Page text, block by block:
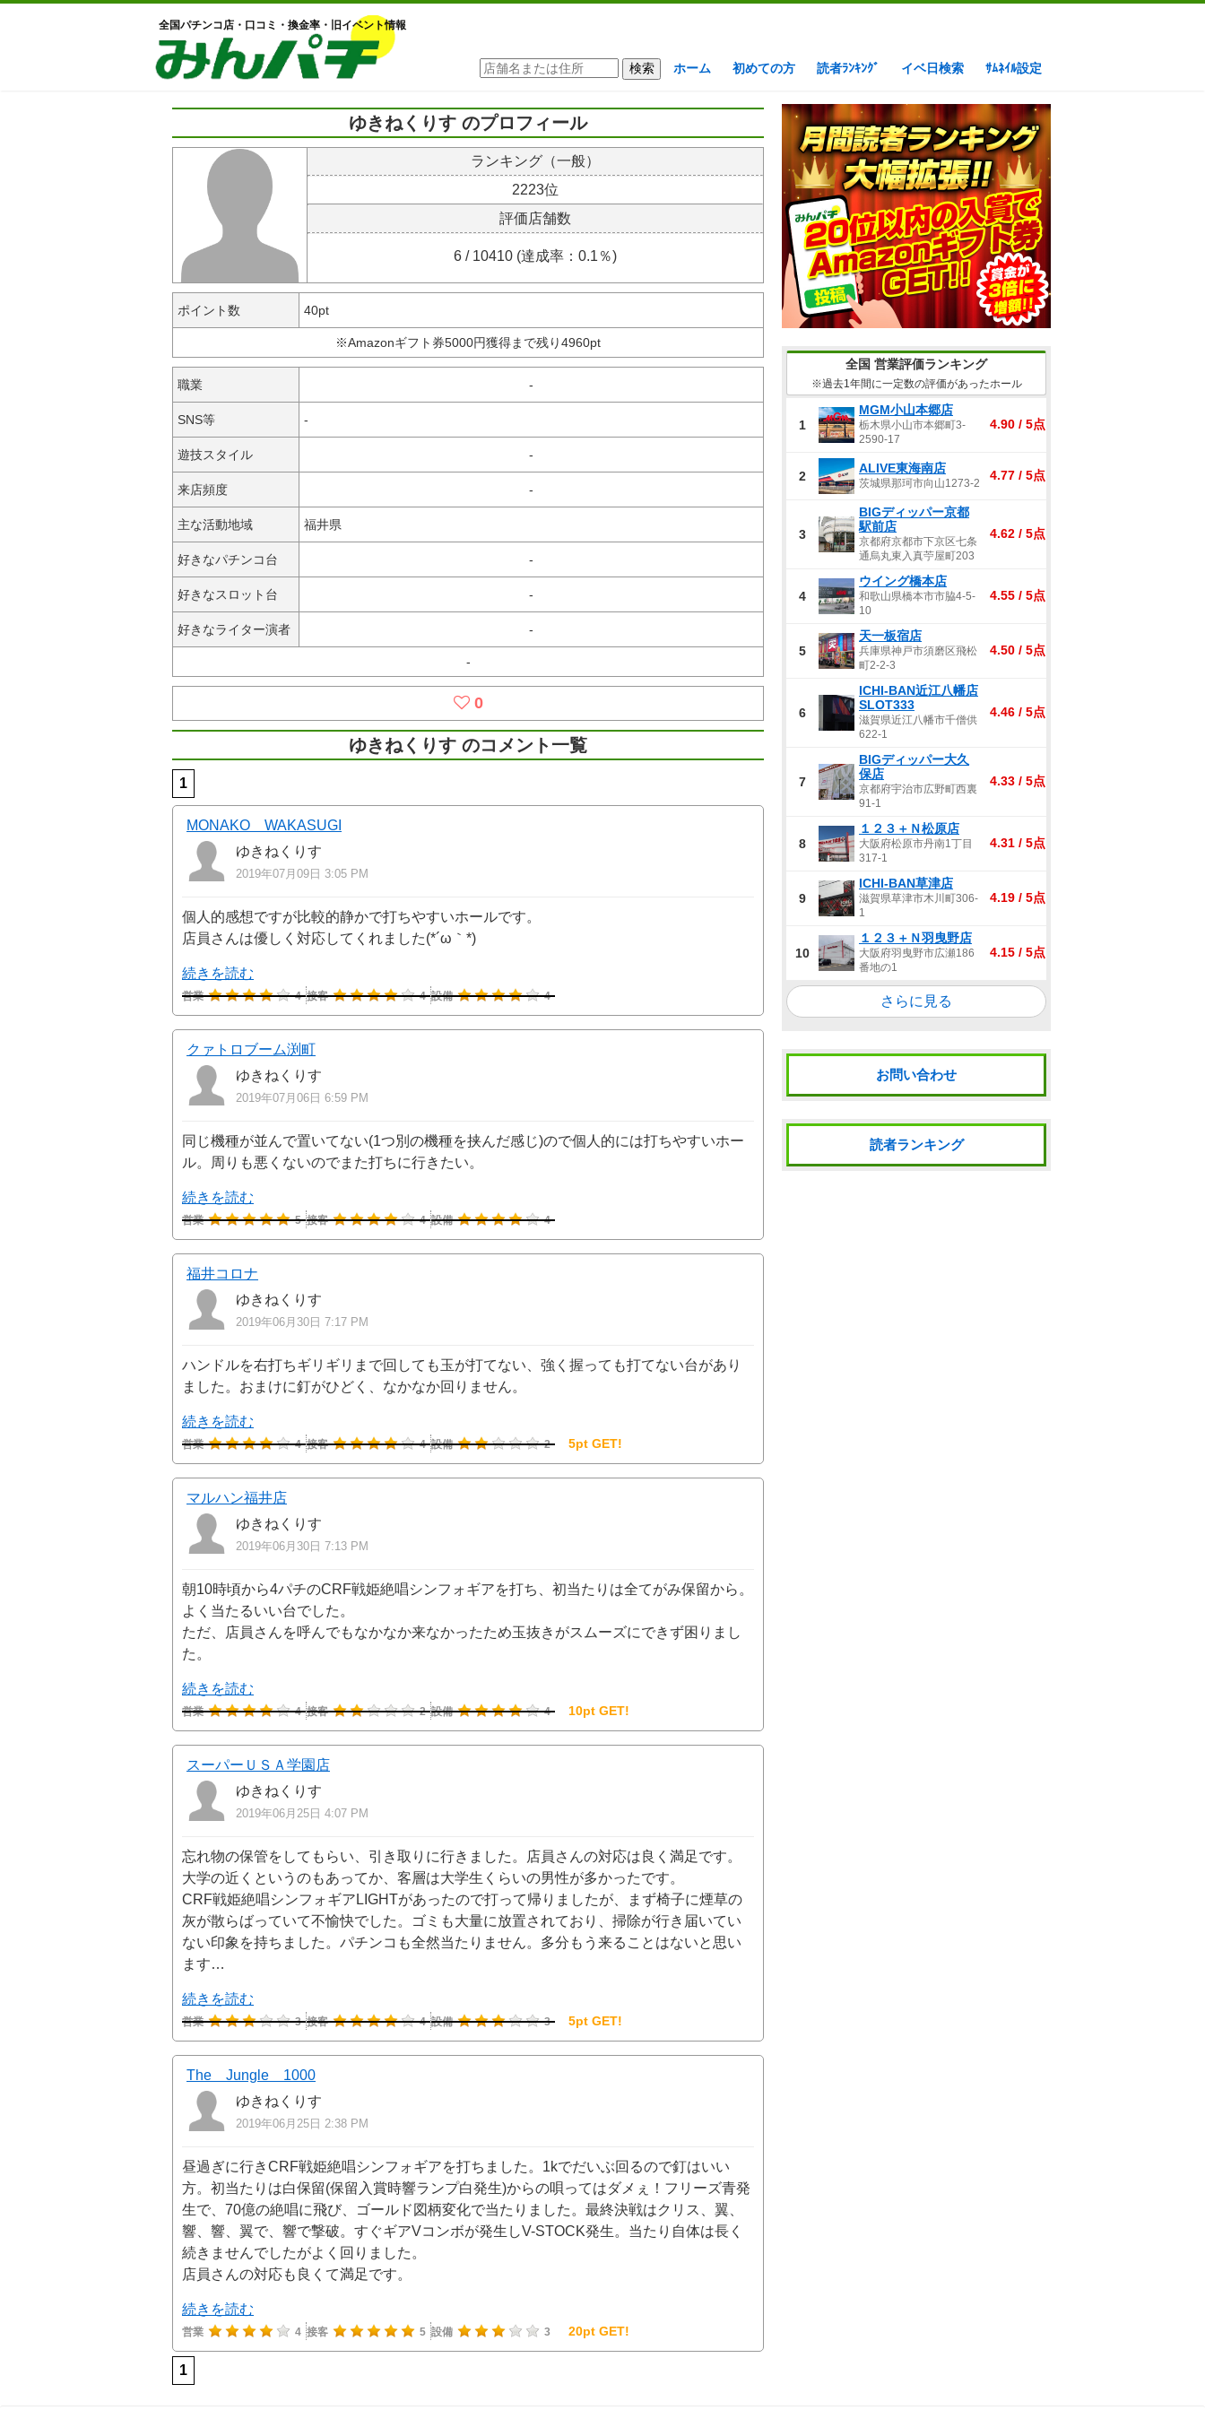
全国パチンコ店・口コミ・換金率・旧イベント情報
ホーム 初めての方 読者ﾗﾝｷﾝｸﾞ イベ日検索 ｻﾑﾈｲﾙ設定
ゆきねくりす のプロフィール
ランキング（一般）
2223位
評価店舗数
6 / 10410 (達成率：0.1％)
ポイント数 40pt
※Amazonギフト券5000円獲得まで残り4960pt
職業 -
SNS等 -
遊技スタイル -
来店頻度 -
主な活動地域 福井県
好きなパチンコ台 -
好きなスロット台 -
好きなライター演者 -
-
0
ゆきねくりす のコメント一覧
1
MONAKO WAKASUGI
ゆきねくりす
2019年07月09日 3:05 PM
個人的感想ですが比較的静かで打ちやすいホールです。
店員さんは優しく対応してくれました(*´ω｀*)
続きを読む
営業 4 接客 4 設備 4
クァトロブーム渕町
ゆきねくりす
2019年07月06日 6:59 PM
同じ機種が並んで置いてない(1つ別の機種を挟んだ感じ)ので個人的には打ちやすいホー
ル。周りも悪くないのでまた打ちに行きたい。
続きを読む
営業 5 接客 4 設備 4
福井コロナ
ゆきねくりす
2019年06月30日 7:17 PM
ハンドルを右打ちギリギリまで回しても玉が打てない、強く握っても打てない台があり
ました。おまけに釘がひどく、なかなか回りません。
続きを読む
営業 4 接客 4 設備 2 5pt GET!
マルハン福井店
ゆきねくりす
2019年06月30日 7:13 PM
朝10時頃から4パチのCRF戦姫絶唱シンフォギアを打ち、初当たりは全てがみ保留から。
よく当たるいい台でした。
ただ、店員さんを呼んでもなかなか来なかったため玉抜きがスムーズにできず困りまし
た。
続きを読む
営業 4 接客 2 設備 4 10pt GET!
スーパーＵＳＡ学園店
ゆきねくりす
2019年06月25日 4:07 PM
忘れ物の保管をしてもらい、引き取りに行きました。店員さんの対応は良く満足です。
大学の近くというのもあってか、客層は大学生くらいの男性が多かったです。
CRF戦姫絶唱シンフォギアLIGHTがあったので打って帰りましたが、まず椅子に煙草の
灰が散らばっていて不愉快でした。ゴミも大量に放置されており、掃除が行き届いてい
ない印象を持ちました。パチンコも全然当たりません。多分もう来ることはないと思い
ます…
続きを読む
営業 3 接客 4 設備 3 5pt GET!
The Jungle 1000
ゆきねくりす
2019年06月25日 2:38 PM
昼過ぎに行きCRF戦姫絶唱シンフォギアを打ちました。1kでだいぶ回るので釘はいい
方。初当たりは白保留(保留入賞時響ランプ白発生)からの唄ってはダメぇ！フリーズ青発
生で、70億の絶唱に飛び、ゴールド図柄変化で当たりました。最終決戦はクリス、翼、
響、響、翼で、響で撃破。すぐギアVコンボが発生しV-STOCK発生。当たり自体は長く
続きませんでしたがよく回りました。
店員さんの対応も良くて満足です。
続きを読む
営業 4 接客 5 設備 3 20pt GET!
1
全国 営業評価ランキング
※過去1年間に一定数の評価があったホール
1
MGM小山本郷店
栃木県小山市本郷町3-
2590-17
4.90 / 5点
2
ALIVE東海南店
茨城県那珂市向山1273-2
4.77 / 5点
3
BIGディッパー京都
駅前店
京都府京都市下京区七条
通烏丸東入真苧屋町203
4.62 / 5点
4
ウイング橋本店
和歌山県橋本市市脇4-5-
10
4.55 / 5点
5
天一板宿店
兵庫県神戸市須磨区飛松
町2-2-3
4.50 / 5点
6
ICHI-BAN近江八幡店
SLOT333
滋賀県近江八幡市千僧供
622-1
4.46 / 5点
7
BIGディッパー大久
保店
京都府宇治市広野町西裏
91-1
4.33 / 5点
8
１２３＋Ｎ松原店
大阪府松原市丹南1丁目
317-1
4.31 / 5点
9
ICHI-BAN草津店
滋賀県草津市木川町306-
1
4.19 / 5点
10
１２３＋Ｎ羽曳野店
大阪府羽曳野市広瀬186
番地の1
4.15 / 5点
さらに見る
お問い合わせ
読者ランキング